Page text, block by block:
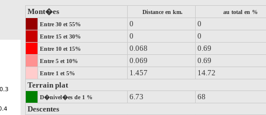
Mont�es Distance en km.
au total en %
Entre 30 et 55%
0 0
Entre 15 et 30% 0 0
Entre 10 et 15% 0.068 0.69
Entre 5 et 10% 0.069 0.69
Entre 1 et 5% 1.457
14.72
Terrain plat
D�nivel�es de 1 % 6.73
68
Descentes